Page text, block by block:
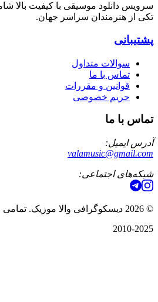
سرویس دانلود موسیقی با کیفیت بالا
تکی از هنرمندان سراسر جهان.
پشتیبانی
سوالات متداول
تماس با ما
قوانین و مقررات
حریم خصوصی
تماس با ما
آدرس ایمیل:
valamusic@gmail.com
شبکه‌های اجتماعی:
©
2026 دیسکوگرافی والا موزیک.
2010-2025